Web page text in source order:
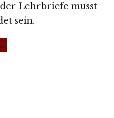
Lehrbriefe musst
sein.